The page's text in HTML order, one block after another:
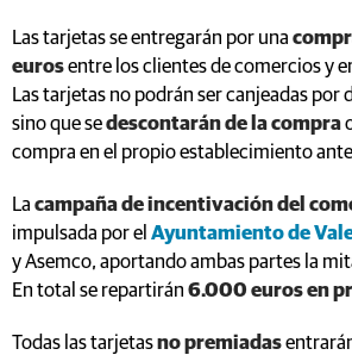
Las tarjetas se entregarán por una
eurosentre los clientes de comercios y
Las tarjetas no podrán ser canjeadas por
sino que sedescontarán de la compra
compra en el propio establecimiento
La campaña de incentivación del
impulsada por el Ayuntamiento de
y Asemco, aportando ambas partes la
En total se repartirán 6.000 euros en
Todas las tarjetasno premiadas